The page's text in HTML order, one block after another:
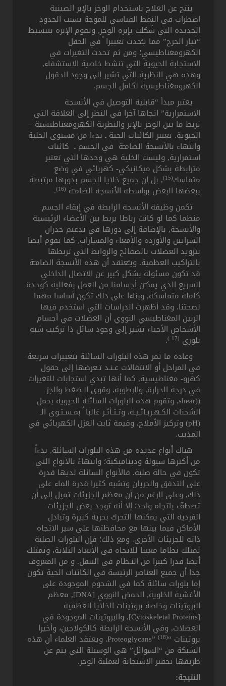
ينتج عن العلاج باستخدام الوخز بالإبر الصينية
اضطراب في النمط القياسي للموجة بسبب الحدود
الجديدة التي شُكلت بإبرة الوخز, وتقوم الإبرة بتنشيط
“تيار الجرح” مما يـُحدث تغييرا ً في الحقل
الكهرومغناطيسي؛ ومن ثم تحدث التغيرات في
الاستجابة الحيوية التي تنشط خاصية الاستشفاء,
وهذه هي النظرية التي تشير إلى وجود الحقول
الكهرومغناطيسية لكامل الجسم.
يعتبر مبدأ “قابلية التوصيل في الأنسجة
الاستمرارية” اتجاها آخرا في النظر إلى العلاقة التي
تربط ما بين الوخز بالإبر والنظرية الكهرومغناطيسية –
الحيوية. تعتبر الكائنات الحية ـ بدءا من مستوى الخلية
وانتهاء بالأنسجة الضامـّة في الجسم ـ كائنات
استمرارية, وليست الخلية هي وحدها التي تعتبر
مترابطة بشكل ميكانيكي- كهربائي في وضع
متماسك(15) , بل إن جميع خلايا الجسم بدورها مرتبطة
ببعضها البعض بواسطة الأنسجة الضامـّة(16)
.
تكمن وظيفة الأنسجة الرابطة في إبقاء الجسم
منظما كما لو كانت رباطا يربط بين الأعضاء الرئيسية
والأنسجة, بالإضافة إلى دورها في تدعيم جدران
الشرايين والأوردة والأمعاء والمسارات, كما تقوم أيضا
بتزويد العضلات بالصفائح والروابط التي تربطها
بالتراكيب العظمية. ويـُعتقد أن هذه الأنسجة الضامـّة
قد تكون مسئولة بشكل كبير عن الاتصال الداخلي
السريع الذي يمكـّن أجسامنا من العمل بفعالية كوحدة
كاملة متماسكة, وبناءا على ذلك تكون أساسا مهما
لصحتنا. وقد أظهرت الدراسات التي استخدم فيها
الرنين المغناطيسي النووي أن العضلات في أجسام
الأشخاص الأحياء تشير إلى وجود سائل ذا تركيب شبه
بلوري(17 )
.
وعادة ما تمر هذه البلورات السائلة بتغييرات سريعة
في المراحل أو الانتقالات عـنـد تـعرضها إلى حقول
كهرو- مغناطيسية, كما أنها تبدي استجابات للتغيرات
في درجة الحرارة, والرطوبة, وقوى الـضغط والجز
((shear, وتقوم هذه البلورات السائلة الحيوية بحمل
الشحنات الكـهـربـائـيـة، وتـتـأثـر غالبا ً بمـسـتـوى الـ
(pH) وتركيز الأملاح، وقيمة ثابت العزل الكهربائي في
المذيب.
هناك أنواع عديدة من هذه البلورات السائلة, بدءاً
من أكثرها سيولة وديناميكية؛ وانتهاءً بالأنواع التي
تكون في حالة صلبة. فالأنواع السائلة لديها قدرة
على التدفق والجريان وتشبه كثيرا قدرة الماء على
ذلك, وعلى الرغم من أن معظم الجزيئات تميل إلى أن
تصطفّ باتجاه واحد؛ إلا أنه توجد بعض الجزيئات
الفردية التي يمكنها التحرك بحرية كبيرة وتبادل
الأماكن فيما بينها مع محافظتها على سير الاتجاه
ذاته للجزيئات الأخرى. ومع ذلك؛ فإن البلورات الصلبة
تمتلك نظاما معينا للاتجاه في الأبعاد الثلاثة، وتمتلك
أيضا قدرا كبيرا من النـظام في التنقل. و من المعروف
جدا أن جميع العناصر الرئيسة في الكائنات الحية تكون
إما بلورات سائلة كما في الشحوم الموجودة على
الأغشية الخلوية, الحمض النووي [DNA], معظم
البروتينات وخاصة بروتينات الخلايا العظمية
[Cytoskeletal Proteins], والبروتينات الموجودة في
العضلات, وفي الأنسجة الرابطة كالكولاجين، وأخيرا
بروتينات “Proteoglycans”(18) . ويعتقد العلماء أن هذه
الشبكة من “السوائل” هي الوسيلة التي يتم عن
طريقها تحفيز الاستجابة لعملية الوخز.
النتيجة: